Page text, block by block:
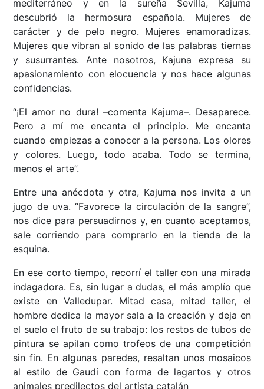
mediterráneo y en la sureña Sevilla, Kajuma
descubrió la hermosura española. Mujeres de
carácter y de pelo negro. Mujeres enamoradizas.
Mujeres que vibran al sonido de las palabras tiernas
y susurrantes. Ante nosotros, Kajuna expresa su
apasionamiento con elocuencia y nos hace algunas
confidencias.
“¡El amor no dura! –comenta Kajuma–. Desaparece.
Pero a mí me encanta el principio. Me encanta
cuando empiezas a conocer a la persona. Los olores
y colores. Luego, todo acaba. Todo se termina,
menos el arte”.
Entre una anécdota y otra, Kajuma nos invita a un
jugo de uva. “Favorece la circulación de la sangre”,
nos dice para persuadirnos y, en cuanto aceptamos,
sale corriendo para comprarlo en la tienda de la
esquina.
En ese corto tiempo, recorrí el taller con una mirada
indagadora. Es, sin lugar a dudas, el más amplío que
existe en Valledupar. Mitad casa, mitad taller, el
hombre dedica la mayor sala a la creación y deja en
el suelo el fruto de su trabajo: los restos de tubos de
pintura se apilan como trofeos de una competición
sin fin. En algunas paredes, resaltan unos mosaicos
al estilo de Gaudí con forma de lagartos y otros
animales predilectos del artista catalán